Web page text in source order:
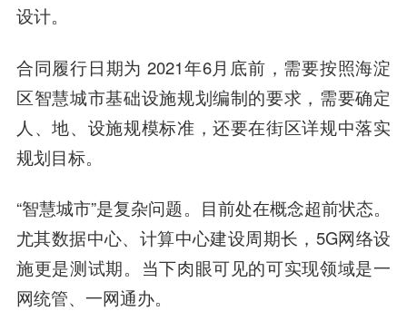
设计。
合同履行日期为 2021年6月底前，需要按照海淀
区智慧城市基础设施规划编制的要求，需要确定
人、地、设施规模标准，还要在街区详规中落实
规划目标。
“智慧城市”是复杂问题。目前处在概念超前状态。
尤其数据中心、计算中心建设周期长，5G网络设
施更是测试期。当下肉眼可见的可实现领域是一
网统管、一网通办。